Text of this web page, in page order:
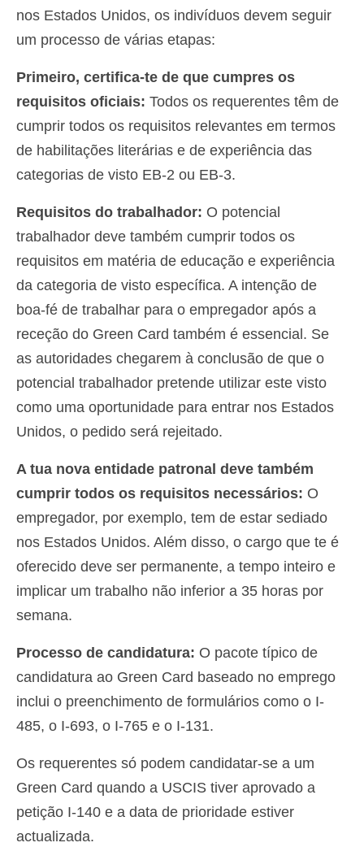
nos Estados Unidos, os indivíduos devem seguir
um processo de várias etapas:
Primeiro, certifica-te de que cumpres os
requisitos oficiais: Todos os requerentes têm de
cumprir todos os requisitos relevantes em termos
de habilitações literárias e de experiência das
categorias de visto EB-2 ou EB-3.
Requisitos do trabalhador: O potencial
trabalhador deve também cumprir todos os
requisitos em matéria de educação e experiência
da categoria de visto específica. A intenção de
boa-fé de trabalhar para o empregador após a
receção do Green Card também é essencial. Se
as autoridades chegarem à conclusão de que o
potencial trabalhador pretende utilizar este visto
como uma oportunidade para entrar nos Estados
Unidos, o pedido será rejeitado.
A tua nova entidade patronal deve também
cumprir todos os requisitos necessários: O
empregador, por exemplo, tem de estar sediado
nos Estados Unidos. Além disso, o cargo que te é
oferecido deve ser permanente, a tempo inteiro e
implicar um trabalho não inferior a 35 horas por
semana.
Processo de candidatura: O pacote típico de
candidatura ao Green Card baseado no emprego
inclui o preenchimento de formulários como o I-
485, o I-693, o I-765 e o I-131.
Os requerentes só podem candidatar-se a um
Green Card quando a USCIS tiver aprovado a
petição I-140 e a data de prioridade estiver
actualizada.